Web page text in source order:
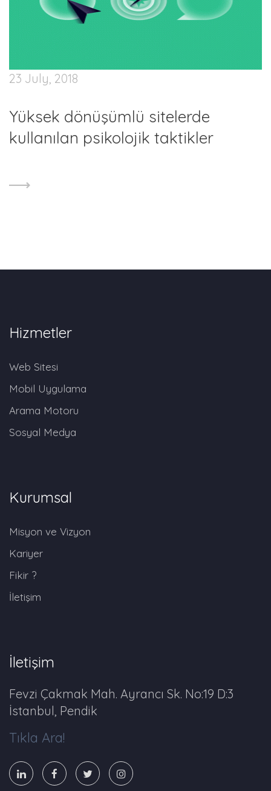
23 July, 2018
Yüksek dönüşümlü sitelerde
kullanılan psikolojik taktikler
Hizmetler
Web Sitesi
Mobil Uygulama
Arama Motoru
Sosyal Medya
Kurumsal
Misyon ve Vizyon
Kariyer
Fikir ?
İletişim
İletişim
Fevzi Çakmak Mah. Ayrancı Sk. No:19 D:3
İstanbul, Pendik
Tıkla Ara!